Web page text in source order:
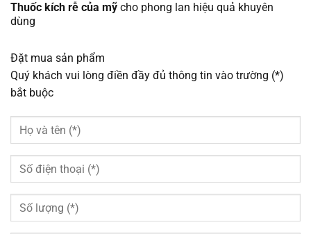
Thuốc kích rễ của mỹ cho phong lan hiệu quả khuyên
dùng
Đặt mua sản phẩm
Quý khách vui lòng điền đầy đủ thông tin vào trường (*)
bắt buộc